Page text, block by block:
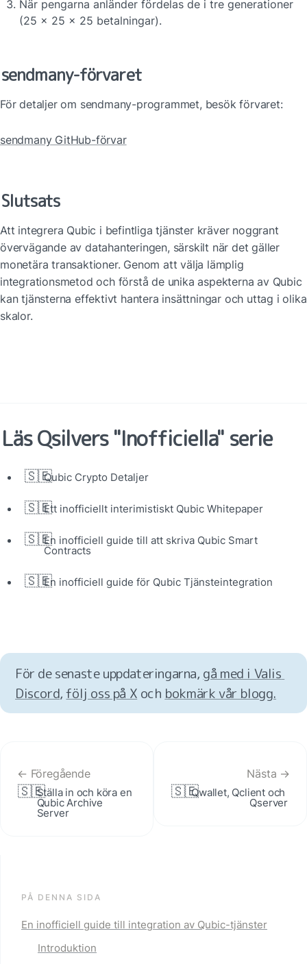
När pengarna anländer fördelas de i tre generationer
(25 x 25 x 25 betalningar).
sendmany-förvaret
För detaljer om sendmany-programmet, besök förvaret:
sendmany GitHub-förvar
Slutsats
Att integrera Qubic i befintliga tjänster kräver noggrant
övervägande av datahanteringen, särskilt när det gäller
monetära transaktioner. Genom att välja lämplig
integrationsmetod och förstå de unika aspekterna av Qubic
kan tjänsterna effektivt hantera insättningar och uttag i olika
skalor.
Läs Qsilvers "Inofficiella" serie
🇸🇪Qubic Crypto Detaljer
🇸🇪Ett inofficiellt interimistiskt Qubic Whitepaper
🇸🇪En inofficiell guide till att skriva Qubic Smart
Contracts
🇸🇪En inofficiell guide för Qubic Tjänsteintegration
För de senaste uppdateringarna, gå med i Valis
Discord, följ oss på X och bokmärk vår blogg.
← Föregående
🇸🇪Ställa in och köra en
Qubic Archive
Server
Nästa →
🇸🇪Qwallet, Qclient och
Qserver
PÅ DENNA SIDA
En inofficiell guide till integration av Qubic-tjänster
Introduktion